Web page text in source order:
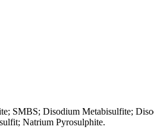
SMBS; Disodium Metabisulfite;
Natrium Pyrosulphite.